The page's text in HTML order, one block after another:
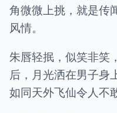
角微微上挑，就是传
风情。
朱唇轻抿，似笑非笑
后，月光洒在男子身
如同天外飞仙令人不